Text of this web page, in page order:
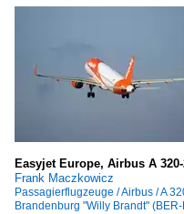
Easyjet Europe, Airbus A
Frank Maczkowicz
Passagierflugzeuge / Airbus / A
Brandenburg "Willy Brandt"